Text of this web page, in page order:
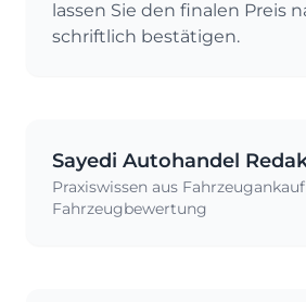
lassen Sie den finalen Preis
schriftlich bestätigen.
Sayedi Autohandel
Praxiswissen aus
Fahrzeugbewertung